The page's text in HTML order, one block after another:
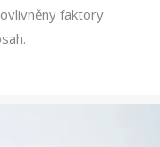
faktory